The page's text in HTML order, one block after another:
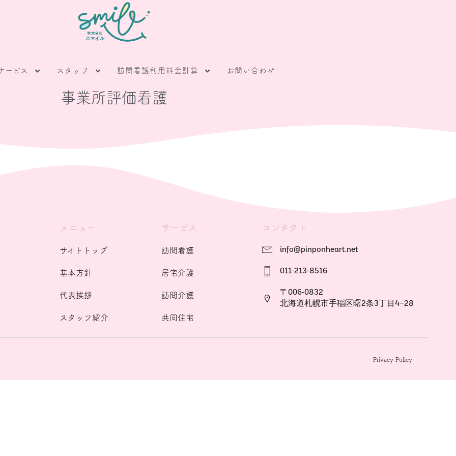
ービス スタッフ 訪問看護利用料金計算 お問い合わせ
事業所評価看護
メニュー
サイトトップ
基本方針
代表挨拶
スタッフ紹介
サービス
訪問看護
居宅介護
訪問介護
共同住宅
コンタクト
info@pinponheart.net
011-213-8516
〒006-0832
北海道札幌市手稲区曙2条3丁目4−28
Privacy Policy